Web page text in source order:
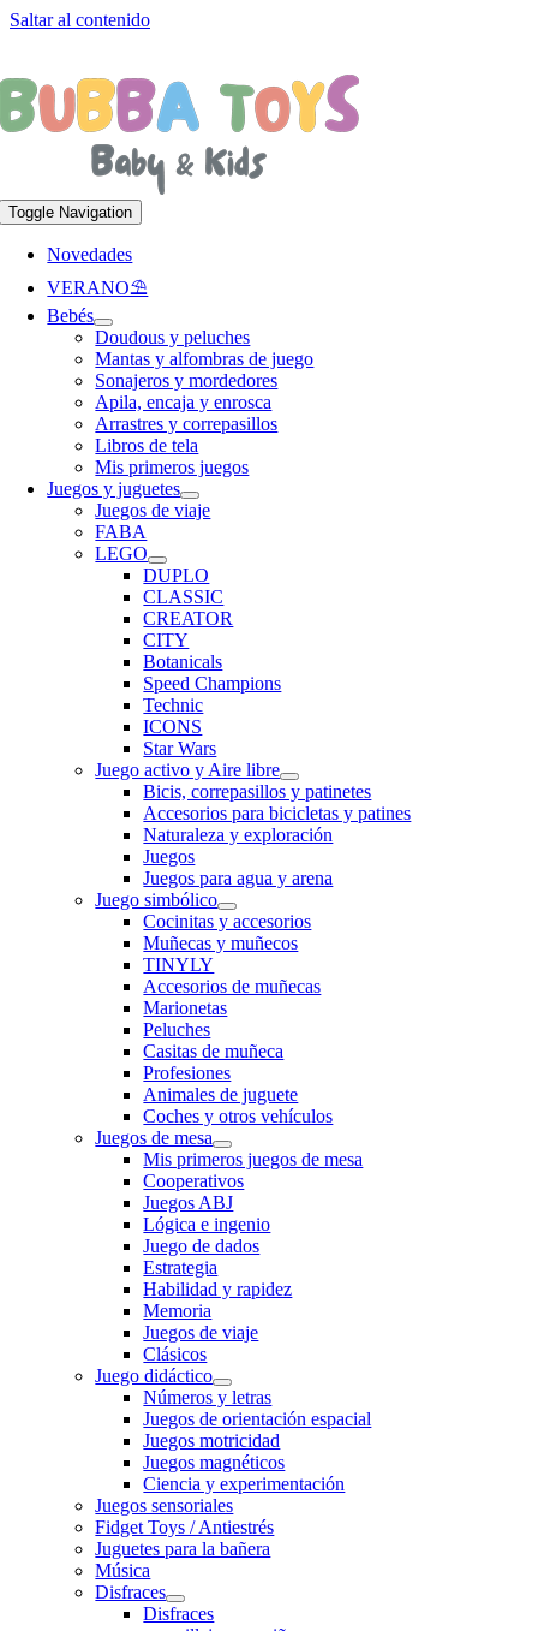
Saltar al contenido
Toggle Navigation
Novedades
VERANO⛱️​
Bebés
Doudous y peluches
Mantas y alfombras de juego
Sonajeros y mordedores
Apila, encaja y enrosca
Arrastres y correpasillos
Libros de tela
Mis primeros juegos
Juegos y juguetes
Juegos de viaje
FABA
LEGO
DUPLO
CLASSIC
CREATOR
CITY
Botanicals
Speed Champions
Technic
ICONS
Star Wars
Juego activo y Aire libre
Bicis, correpasillos y patinetes
Accesorios para bicicletas y patines
Naturaleza y exploración
Juegos
Juegos para agua y arena
Juego simbólico
Cocinitas y accesorios
Muñecas y muñecos
TINYLY
Accesorios de muñecas
Marionetas
Peluches
Casitas de muñeca
Profesiones
Animales de juguete
Coches y otros vehículos
Juegos de mesa
Mis primeros juegos de mesa
Cooperativos
Juegos ABJ
Lógica e ingenio
Juego de dados
Estrategia
Habilidad y rapidez
Memoria
Juegos de viaje
Clásicos
Juego didáctico
Números y letras
Juegos de orientación espacial
Juegos motricidad
Juegos magnéticos
Ciencia y experimentación
Juegos sensoriales
Fidget Toys / Antiestrés
Juguetes para la bañera
Música
Disfraces
Disfraces